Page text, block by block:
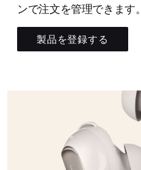
ンで注文を管理できます。
製品を登録する